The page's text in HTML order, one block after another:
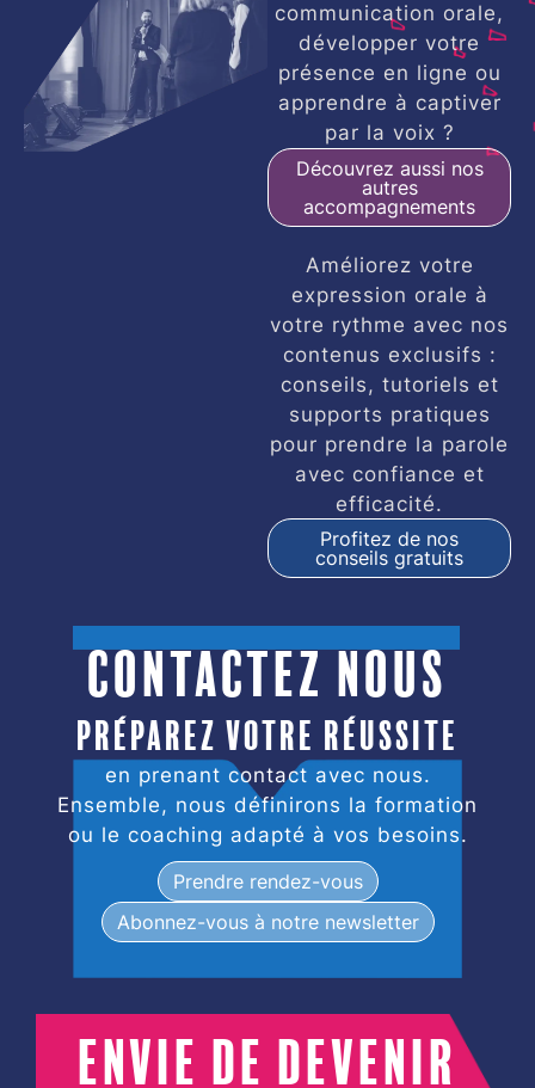
communication orale,
développer votre
présence en ligne ou
apprendre à captiver
par la voix ?
Découvrez aussi nos
autres
accompagnements
Améliorez votre
expression orale à
votre rythme avec nos
contenus exclusifs :
conseils, tutoriels et
supports pratiques
pour prendre la parole
avec confiance et
efficacité.
Profitez de nos
conseils gratuits
Contactez nous
Préparez votre réussite
en prenant contact avec nous.
Ensemble, nous définirons la formation
ou le coaching adapté à vos besoins.
Prendre rendez-vous
Abonnez-vous à notre newsletter
Envie de devenir